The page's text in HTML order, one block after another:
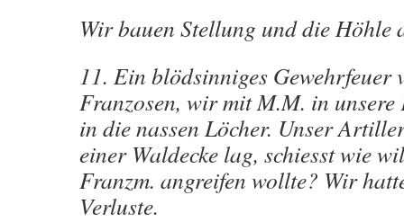
Wir bauen Stellung und die Höhle
11. Ein blödsinniges Gewehrfeuer
Franzosen, wir mit M.M. in unsere
in die nassen Löcher. Unser
einer Waldecke lag, schiesst wie
Franzm. angreifen wollte? Wir
Verluste.